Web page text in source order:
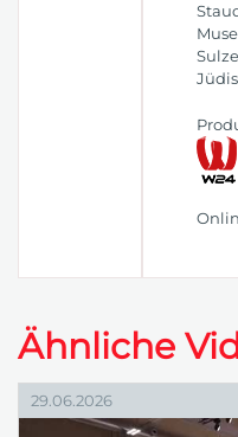
Ähnliche
29.06.2026